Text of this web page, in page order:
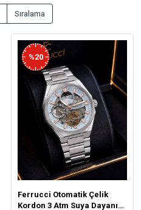
Sıralama
%20
Ferrucci Otomatik Çelik
Kordon 3 Atm Suya Dayanıklı